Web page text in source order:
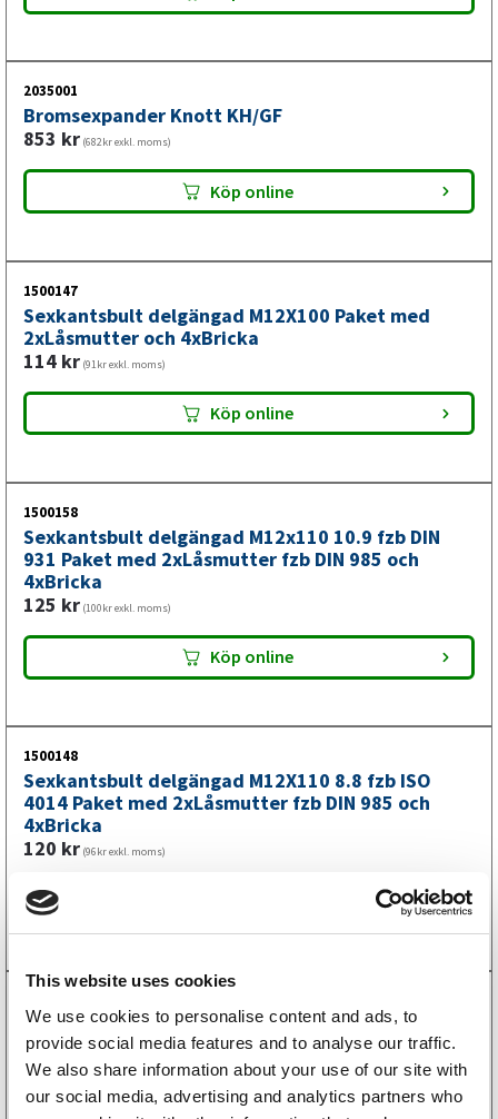
This website uses cookies
We use cookies to personalise content and ads, to
provide social media features and to analyse our traffic.
We also share information about your use of our site with
our social media, advertising and analytics partners who
2035001
Bromsexpander Knott KH/GF
853 kr (682kr exkl. moms)
Köp online
1500147
Sexkantsbult delgängad M12X100 Paket med
2xLåsmutter och 4xBricka
114 kr (91kr exkl. moms)
Köp online
1500158
Sexkantsbult delgängad M12x110 10.9 fzb DIN
931 Paket med 2xLåsmutter fzb DIN 985 och
4xBricka
125 kr (100kr exkl. moms)
Köp online
1500148
Sexkantsbult delgängad M12X110 8.8 fzb ISO
4014 Paket med 2xLåsmutter fzb DIN 985 och
4xBricka
120 kr (96kr exkl. moms)
Sexkantsbult delgängad M12X120 Paket med
2xLåsmutter och 4xBricka
125kr(100kr exkl. moms)